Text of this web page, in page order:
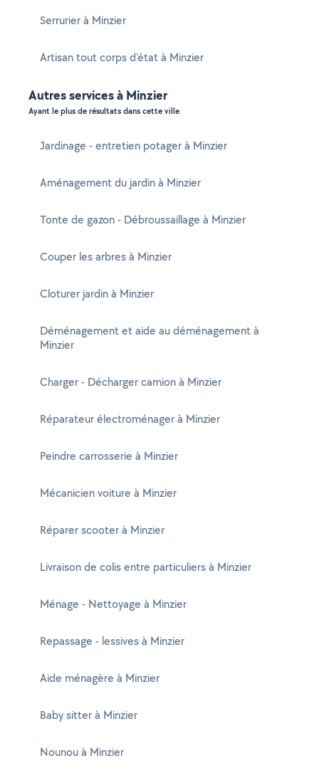
Serrurier à Minzier
Artisan tout corps d'état à Minzier
Autres services à Minzier
Ayant le plus de résultats dans cette ville
Jardinage - entretien potager à Minzier
Aménagement du jardin à Minzier
Tonte de gazon - Débroussaillage à Minzier
Couper les arbres à Minzier
Cloturer jardin à Minzier
Déménagement et aide au déménagement à
Minzier
Charger - Décharger camion à Minzier
Réparateur électroménager à Minzier
Peindre carrosserie à Minzier
Mécanicien voiture à Minzier
Réparer scooter à Minzier
Livraison de colis entre particuliers à Minzier
Ménage - Nettoyage à Minzier
Repassage - lessives à Minzier
Aide ménagère à Minzier
Baby sitter à Minzier
Nounou à Minzier